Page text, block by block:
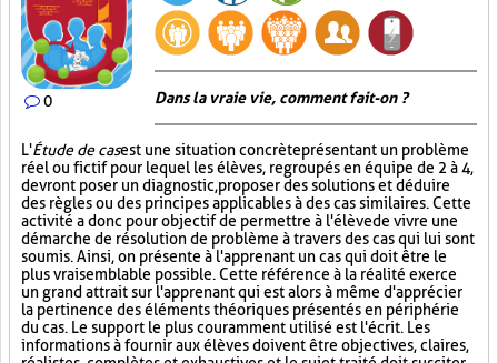
0 Dans la vraie vie, comment fait-on ?
L'Étude de casest une situation concrète présentant un problème
réel ou fictif pour lequel les élèves, regroupés en équipe de 2 à 4,
devront poser un diagnostic, proposer des solutions et déduire
des règles ou des principes applicables à des cas similaires. Cette
activité a donc pour objectif de permettre à l'élève de vivre une
démarche de résolution de problème à travers des cas qui lui sont
soumis. Ainsi, on présente à l'apprenant un cas qui doit être le
plus vraisemblable possible. Cette référence à la réalité exerce
un grand attrait sur l'apprenant qui est alors à même d'apprécier
la pertinence des éléments théoriques présentés en périphérie
du cas. Le support le plus couramment utilisé est l'écrit. Les
informations à fournir aux élèves doivent être objectives, claires,